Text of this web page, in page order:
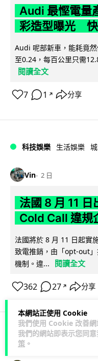
本網站正使用 Cookie
我們使用 Cookie 改善
我們的網站即表示您同
策 。
Audi 最慳電
彩造型曝光 快
Audi 呢部新車，能耗竟
至0.24，每百公里只需
閱讀全文
7 1 ↗ 分享
科技娛樂 生活娛樂
Vin 2 日
法國 8 月 11
Cold Call 違規
法國將於 8 月 11 日起實
致電推銷，由「opt-out
機制。違...
閱讀全文
362 27 ↗ 分享
人工智能